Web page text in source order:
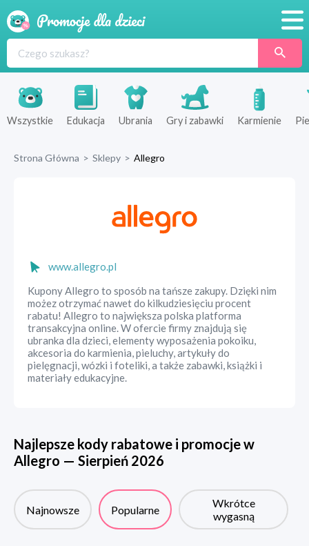
Produkty
Sklepy
Wszystkie Edukacja Ubrania Gry i zabawki Karmienie
Strona Główna > Sklepy > Allegro
www.allegro.pl
Kupony Allegro to sposób na tańsze zakupy. Dzięki nim
możez otrzymać nawet do kilkudziesięciu procent
rabatu! Allegro to największa polska platforma
transakcyjna online. W ofercie firmy znajdują się
ubranka dla dzieci, elementy wyposażenia pokoiku,
akcesoria do karmienia, pieluchy, artykuły do
pielęgnacji, wózki i foteliki, a także zabawki, książki i
materiały edukacyjne.
Najlepsze kody rabatowe i promocje w
Allegro — Sierpień 2026
Najnowsze Popularne
Wkrótce
wygasną